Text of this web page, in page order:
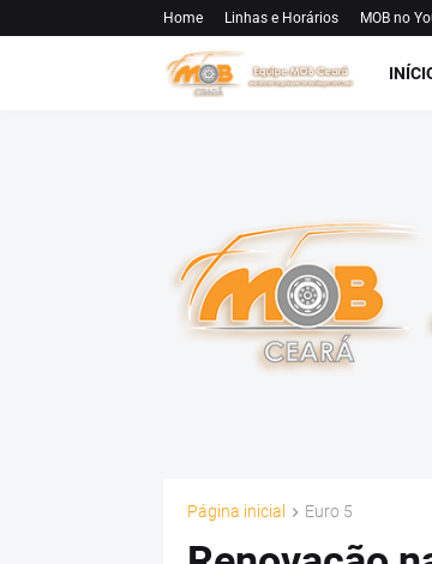
Home Linhas e Horários MOB no
Página inicial Euro 5